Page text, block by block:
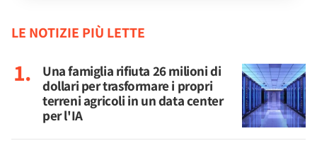
LE NOTIZIE PIÙ LETTE
Una famiglia rifiuta 26 milioni di
dollari per trasformare i propri
terreni agricoli in un data center
per l'IA